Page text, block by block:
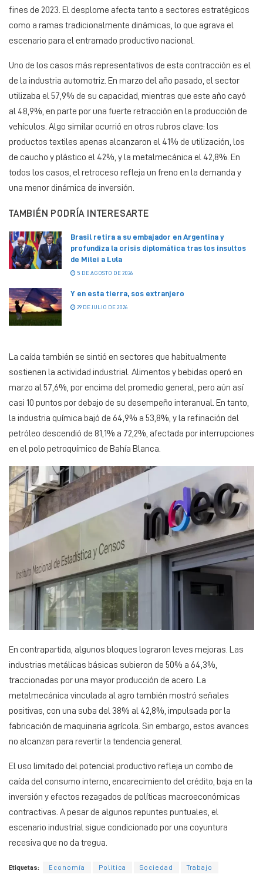
fines de 2023. El desplome afecta tanto a sectores estratégicos
como a ramas tradicionalmente dinámicas, lo que agrava el
escenario para el entramado productivo nacional.
Uno de los casos más representativos de esta contracción es el
de la industria automotriz. En marzo del año pasado, el sector
utilizaba el 57,9% de su capacidad, mientras que este año cayó
al 48,9%, en parte por una fuerte retracción en la producción de
vehículos. Algo similar ocurrió en otros rubros clave: los
productos textiles apenas alcanzaron el 41% de utilización, los
de caucho y plástico el 42%, y la metalmecánica el 42,8%. En
todos los casos, el retroceso refleja un freno en la demanda y
una menor dinámica de inversión.
TAMBIÉN PODRÍA INTERESARTE
Brasil retira a su embajador en Argentina y
profundiza la crisis diplomática tras los insultos
de Milei a Lula
5 DE AGOSTO DE 2026
Y en esta tierra, sos extranjero
29 DE JULIO DE 2026
La caída también se sintió en sectores que habitualmente
sostienen la actividad industrial. Alimentos y bebidas operó en
marzo al 57,6%, por encima del promedio general, pero aún así
casi 10 puntos por debajo de su desempeño interanual. En tanto,
la industria química bajó de 64,9% a 53,8%, y la refinación del
petróleo descendió de 81,1% a 72,2%, afectada por interrupciones
en el polo petroquímico de Bahía Blanca.
En contrapartida, algunos bloques lograron leves mejoras. Las
industrias metálicas básicas subieron de 50% a 64,3%,
traccionadas por una mayor producción de acero. La
metalmecánica vinculada al agro también mostró señales
positivas, con una suba del 38% al 42,8%, impulsada por la
fabricación de maquinaria agrícola. Sin embargo, estos avances
no alcanzan para revertir la tendencia general.
El uso limitado del potencial productivo refleja un combo de
caída del consumo interno, encarecimiento del crédito, baja en la
inversión y efectos rezagados de políticas macroeconómicas
contractivas. A pesar de algunos repuntes puntuales, el
escenario industrial sigue condicionado por una coyuntura
recesiva que no da tregua.
Etiquetas: Economía Politica Sociedad Trabajo